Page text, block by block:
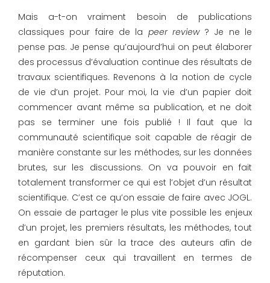
Mais a-t-on vraiment besoin de publications
classiques pour faire de la peer review? Je ne le
pense pas. Je pense qu’aujourd’hui on peut élaborer
des processus d’évaluation continue des résultats de
travaux scientifiques. Revenons à la notion de cycle
de vie d’un projet. Pour moi, la vie d’un papier doit
commencer avant même sa publication, et ne doit
pas se terminer une fois publié ! Il faut que la
communauté scientifique soit capable de réagir de
manière constante sur les méthodes, sur les données
brutes, sur les discussions. On va pouvoir en fait
totalement transformer ce qui est l’objet d’un résultat
scientifique. C’est ce qu’on essaie de faire avec JOGL.
On essaie de partager le plus vite possible les enjeux
d’un projet, les premiers résultats, les méthodes, tout
en gardant bien sûr la trace des auteurs afin de
récompenser ceux qui travaillent en termes de
réputation.